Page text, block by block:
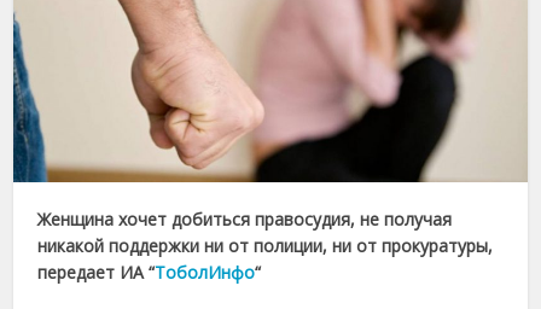
Женщина хочет добиться правосудия, не получая
никакой поддержки ни от полиции, ни от прокуратуры,
передает ИА “ТоболИнфо“